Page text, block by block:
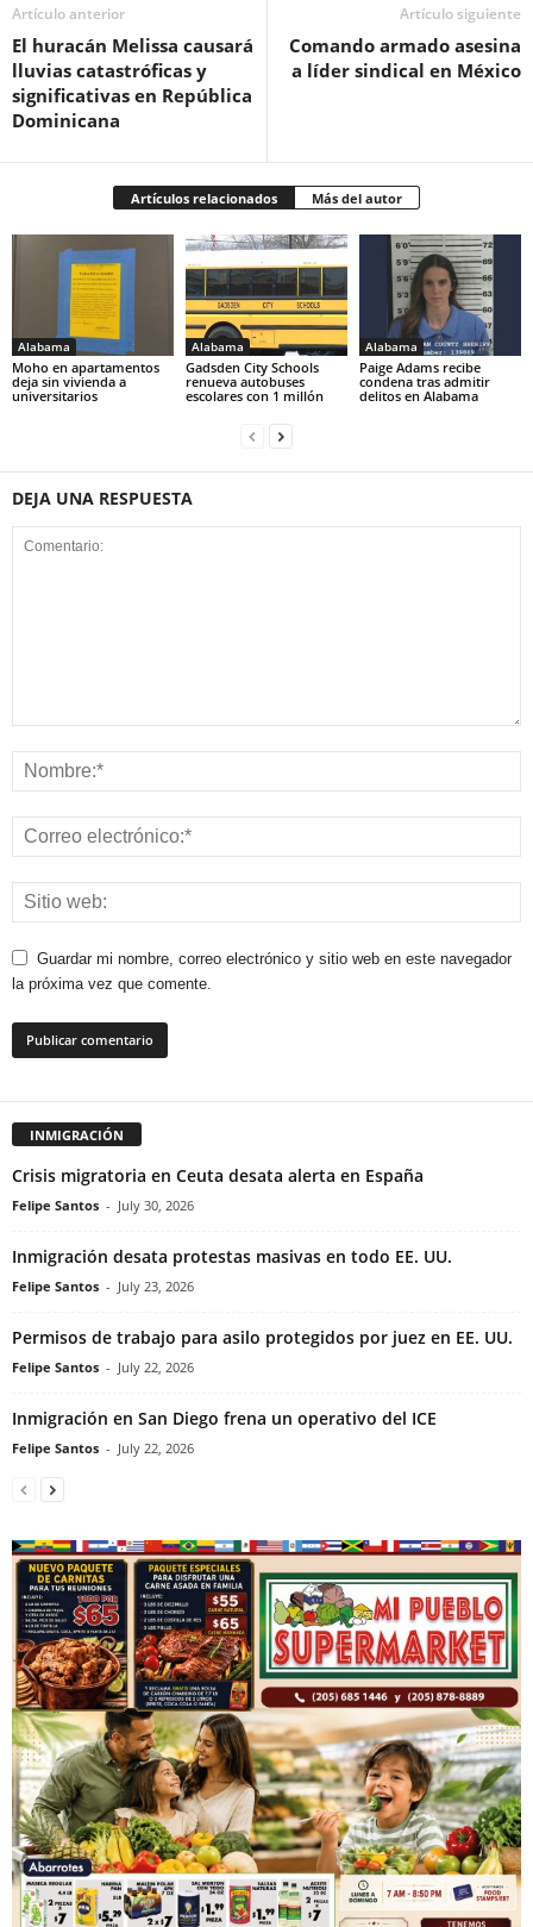
Artículo anterior
El huracán Melissa causará
lluvias catastróficas y
significativas en República
Dominicana
Artículo siguiente
Comando armado asesina
a líder sindical en México
Artículos relacionados Más del autor
Alabama
Moho en apartamentos
deja sin vivienda a
universitarios
Alabama
Gadsden City Schools
renueva autobuses
escolares con 1 millón
Alabama
Paige Adams recibe
condena tras admitir
delitos en Alabama
DEJA UNA RESPUESTA
Guardar mi nombre, correo electrónico y sitio web en este navegador
la próxima vez que comente.
INMIGRACIÓN
Crisis migratoria en Ceuta desata alerta en España
Felipe Santos - July 30, 2026
Inmigración desata protestas masivas en todo EE. UU.
Felipe Santos - July 23, 2026
Permisos de trabajo para asilo protegidos por juez en EE. UU.
Felipe Santos - July 22, 2026
Inmigración en San Diego frena un operativo del ICE
Felipe Santos - July 22, 2026